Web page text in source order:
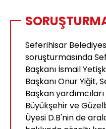
Seferihisar
soruşturmasında
Başkanı İsmail
Başkanı Onur Yiğit,
Başkan
Büyükşehir ve
Üyesi D.B'nin de